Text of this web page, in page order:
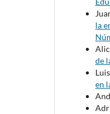
la
de
en